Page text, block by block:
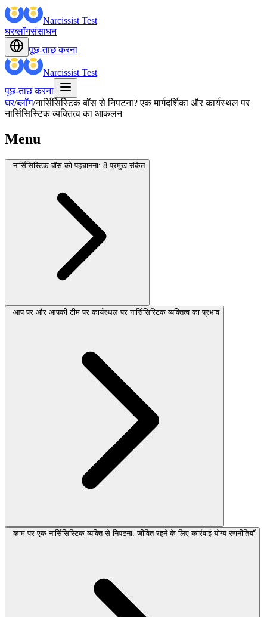
Narcissist Test
घरब्लॉगसंसाधन
पूछ-ताछ करना
Narcissist Test
पूछ-ताछ करना
घर/ब्लॉग/नार्सिसिस्टिक बॉस से निपटना? एक मार्गदर्शिका और कार्यस्थल पर
नार्सिसिस्टिक व्यक्तित्व का आकलन
Menu
नार्सिसिस्टिक बॉस को पहचानना: 8 प्रमुख संकेत
आप पर और आपकी टीम पर कार्यस्थल पर नार्सिसिस्टिक व्यक्तित्व का प्रभाव
काम पर एक नार्सिसिस्टिक व्यक्ति से निपटना: जीवित रहने के लिए कार्रवाई योग्य रणनीतियाँ